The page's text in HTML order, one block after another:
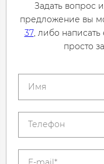
Задать вопрос
предложение вы
37, либо написать
просто